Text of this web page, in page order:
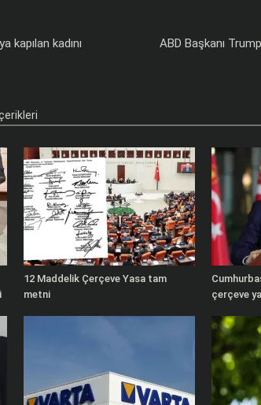
kapılan kadını
ABD Başkanı
12 Maddelik Çerçeve Yasa tam
metni
çerçeve